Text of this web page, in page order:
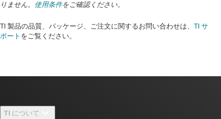
りません。 使用条件をご確認ください。
TI 製品の品質、パッケージ、ご注文に関するお問い合わせは、 TI サ
ポート をご覧ください。
TI について